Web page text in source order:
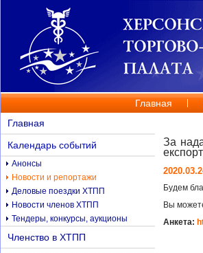
Главная
Главная
Календарь событий
Анонсы
Новости и репортажи
Деловые поездки ХТПП
Новости членов ХТПП
Тендеры, конкурсы, аукционы
Членство в ХТПП
За
Будем
Вы
Анкета: